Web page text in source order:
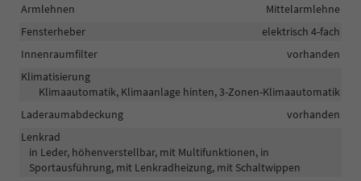
Armlehnen
Mittelarmlehne
Fensterheber
elektrisch 4-fach
Innenraumfilter
vorhanden
Klimatisierung
Klimaautomatik, Klimaanlage hinten, 3-Zonen-Klimaautomatik
Laderaumabdeckung
vorhanden
Lenkrad
in Leder, höhenverstellbar, mit Multifunktionen, in
Sportausführung, mit Lenkradheizung, mit Schaltwippen